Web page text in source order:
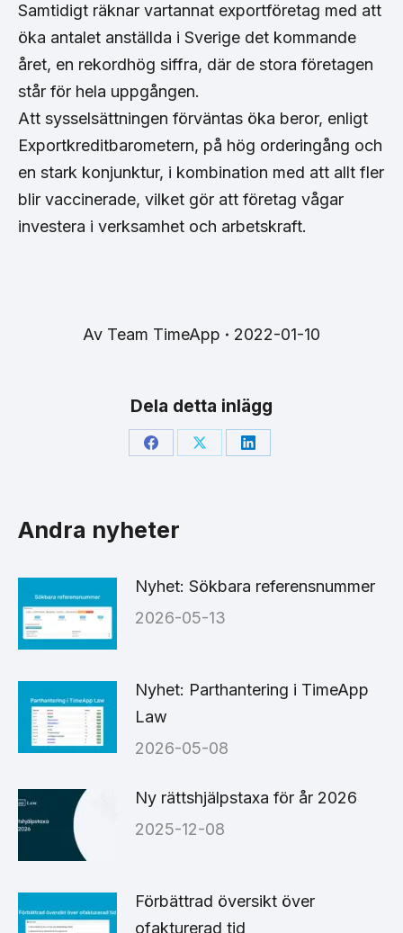
Samtidigt räknar vartannat exportföretag med att
öka antalet anställda i Sverige det kommande
året, en rekordhög siffra, där de stora företagen
står för hela uppgången.
Att sysselsättningen förväntas öka beror, enligt
Exportkreditbarometern, på hög orderingång och
en stark konjunktur, i kombination med att allt fler
blir vaccinerade, vilket gör att företag vågar
investera i verksamhet och arbetskraft.
Av Team TimeApp 2022-01-10
Dela detta inlägg
Share Share Share
Andra nyheter
Nyhet: Sökbara referensnummer
2026-05-13
Nyhet: Parthantering i TimeApp
Law
2026-05-08
Ny rättshjälpstaxa för år 2026
2025-12-08
Förbättrad översikt över
ofakturerad tid